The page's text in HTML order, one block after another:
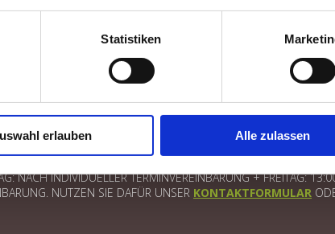
Statistiken
erlauben Alle zulassen
NACH INDIVIDUELLER TERMINVEREINBARUNG + FREITAG:
NUTZEN SIE DAFÜR UNSER KONTAKTFORMULAR